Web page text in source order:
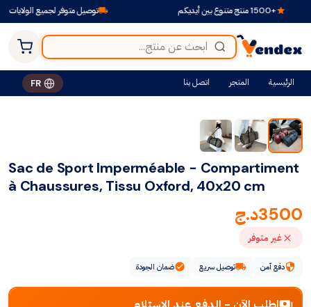
توصيل متوفر لجميع الولايات
الرئيسية المتجر اتصل بنا FR
Sac de Sport Imperméable - Compartiment
à Chaussures, Tissu Oxford, 40x20 cm
3500د.ج
غير متوفر
دفع آمن توصيل سريع ضمان الجودة